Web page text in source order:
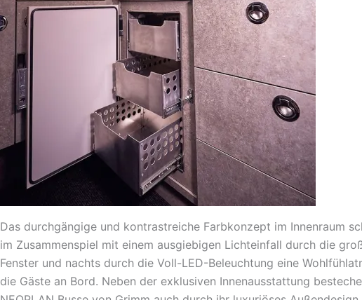
Das durchgängige und kontrastreiche Farbkonzept im Innenraum
im Zusammenspiel mit einem ausgiebigen Lichteinfall durch die
Fenster und nachts durch die Voll-LED-Beleuchtung eine
die Gäste an Bord. Neben der exklusiven Innenausstattung